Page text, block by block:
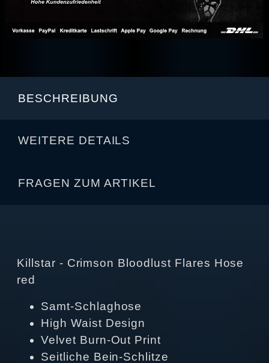
BESCHREIBUNG
WEITERE DETAILS
FRAGEN ZUM ARTIKEL
Killstar - Crimson Bloodlust Flares Hose
red
Samt-Schlaghose
High Waist Design
Velvet Burn‑Out Print
Seitliche Bein‑Schlitze